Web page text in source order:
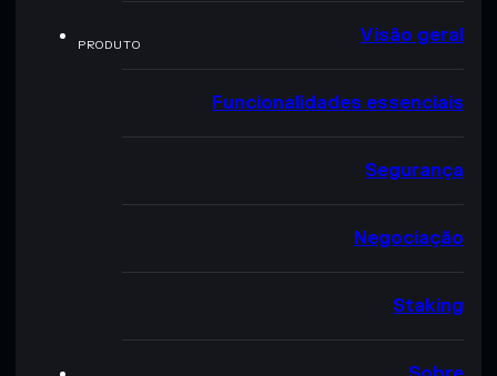
PRODUTO Visão geral
Funcionalidades essenciais
Segurança
Negociação
Staking